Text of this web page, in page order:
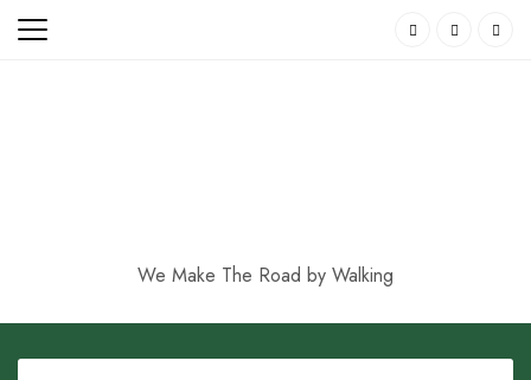
Skip
We Make The Road by Walking